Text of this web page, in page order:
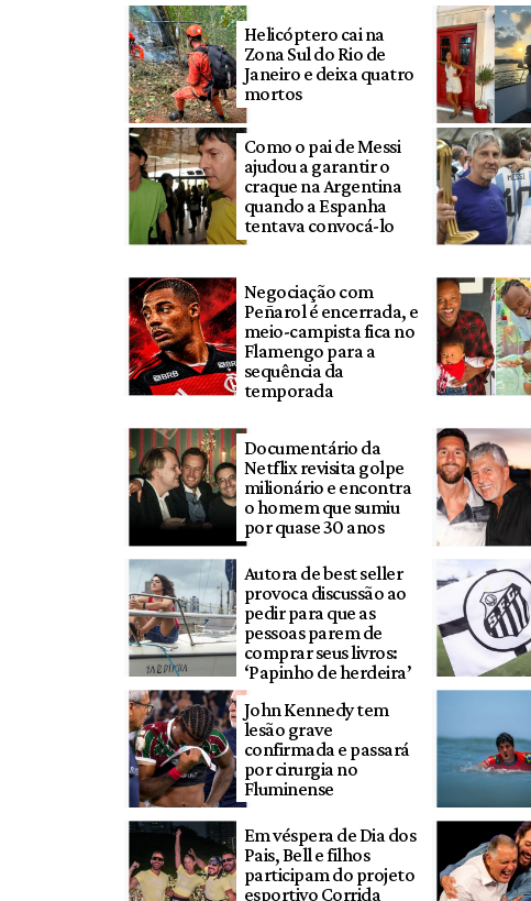
Helicóptero cai na
Zona Sul do Rio de
Janeiro e deixa quatro
mortos
Como o pai de Messi
ajudou a garantir o
craque na Argentina
quando a Espanha
tentava convocá-lo
Negociação com
Peñarol é encerrada, e
meio-campista fica no
Flamengo para a
sequência da
temporada
Documentário da
Netflix revisita golpe
milionário e encontra
o homem que sumiu
por quase 30 anos
Autora de best seller
provoca discussão ao
pedir para que as
pessoas parem de
comprar seus livros:
‘Papinho de herdeira’
John Kennedy tem
lesão grave
confirmada e passará
por cirurgia no
Fluminense
Em véspera de Dia dos
Pais, Bell e filhos
participam do projeto
esportivo Corrida